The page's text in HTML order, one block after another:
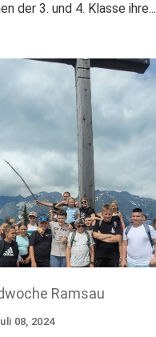
der 3. und 4. Klasse ihre...
Ramsau
08, 2024